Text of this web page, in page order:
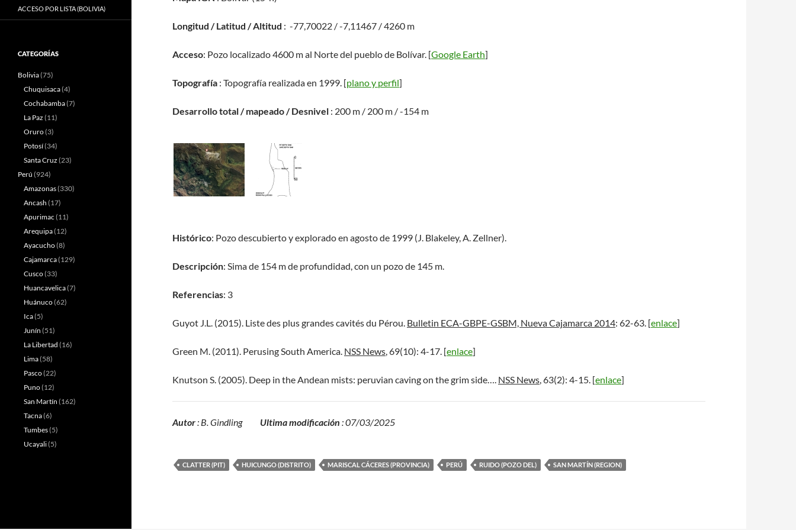
Longitud / Latitud / Altitud : -77,70022 / -7,11467 / 4260 m
Acceso: Pozo localizado 4600 m al Norte del pueblo de Bolívar. [Google Earth]
Topografía : Topografía realizada en 1999. [plano y perfil]
Desarrollo total / mapeado / Desnivel : 200 m / 200 m / -154 m
Histórico: Pozo descubierto y explorado en agosto de 1999 (J. Blakeley, A. Zellner).
Descripción: Sima de 154 m de profundidad, con un pozo de 145 m.
Referencias: 3
Guyot J.L. (2015). Liste des plus grandes cavités du Pérou. Bulletin ECA-GBPE-GSBM, Nueva Cajamarca 2014: 62-63. [enlace]
Green M. (2011). Perusing South America. NSS News, 69(10): 4-17. [enlace]
Knutson S. (2005). Deep in the Andean mists: peruvian caving on the grim side…. NSS News, 63(2): 4-15. [enlace]
Autor: B. Gindling Ultima modificación : 07/03/2025
CLATTER (PIT) HUICUNGO (DISTRITO) MARISCAL CÁCERES (PROVINCIA) PERÚ RUIDO (POZO DEL) SAN MARTÍN (REGION)
ACCESO POR LISTA (BOLIVIA)
CATEGORÍAS
Bolivia(75)
Chuquisaca(4)
Cochabamba(7)
La Paz (11)
Oruro(3)
Potosí(34)
Santa Cruz (23)
Perú (924)
Amazonas(330)
Ancash (17)
Apurimac (11)
Arequipa(12)
Ayacucho(8)
Cajamarca(129)
Cusco(33)
Huancavelica(7)
Huánuco(62)
Ica(5)
Junín (51)
La Libertad (16)
Lima(58)
Pasco(22)
Puno(12)
San Martín (162)
Tacna(6)
Tumbes(5)
Ucayali(5)